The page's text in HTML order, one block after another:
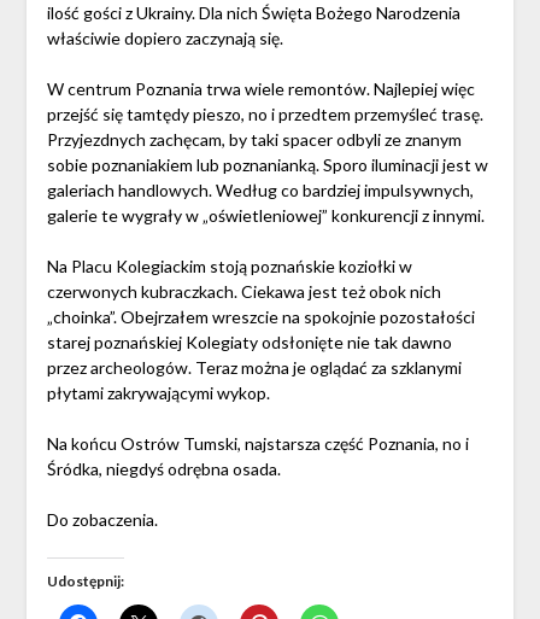
ilość gości z Ukrainy. Dla nich Święta Bożego Narodzenia
właściwie dopiero zaczynają się.
W centrum Poznania trwa wiele remontów. Najlepiej więc
przejść się tamtędy pieszo, no i przedtem przemyśleć trasę.
Przyjezdnych zachęcam, by taki spacer odbyli ze znanym
sobie poznaniakiem lub poznanianką. Sporo iluminacji jest w
galeriach handlowych. Według co bardziej impulsywnych,
galerie te wygrały w „oświetleniowej” konkurencji z innymi.
Na Placu Kolegiackim stoją poznańskie koziołki w
czerwonych kubraczkach. Ciekawa jest też obok nich
„choinka”. Obejrzałem wreszcie na spokojnie pozostałości
starej poznańskiej Kolegiaty odsłonięte nie tak dawno
przez archeologów. Teraz można je oglądać za szklanymi
płytami zakrywającymi wykop.
Na końcu Ostrów Tumski, najstarsza część Poznania, no i
Śródka, niegdyś odrębna osada.
Do zobaczenia.
Udostępnij: